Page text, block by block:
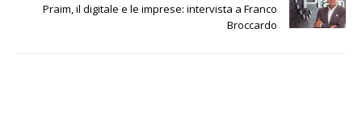
Praim, il digitale e le imprese: intervista a Franco
Broccardo